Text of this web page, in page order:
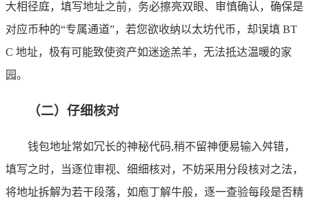
大相径庭，填写地址之前，务必擦亮双眼、审慎确认，确保是
对应币种的“专属通道”，若您欲收纳以太坊代币，却误填 BT
C 地址，极有可能致使资产如迷途羔羊，无法抵达温暖的家
园。
（二）仔细核对
钱包地址常如冗长的神秘代码,稍不留神便易输入舛错，
填写之时，当逐位审视、细细核对，不妨采用分段核对之法，
将地址拆解为若干段落，如庖丁解牛般，逐一查验每段是否精